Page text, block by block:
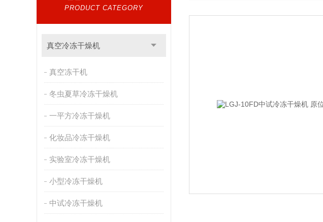
PRODUCT CATEGORY
真空冷冻干燥机
真空冻干机
冬虫夏草冷冻干燥机
一平方冷冻干燥机
化妆品冷冻干燥机
实验室冷冻干燥机
小型冷冻干燥机
中试冷冻干燥机